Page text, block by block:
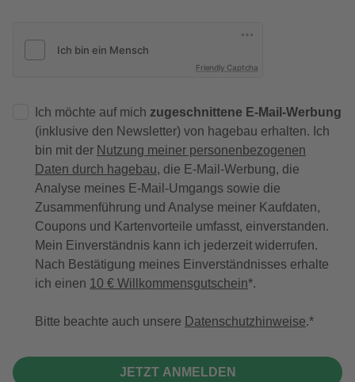
Friendly Captcha
Ich möchte auf mich zugeschnittene E-Mail-Werbung
(inklusive den Newsletter) von hagebau erhalten. Ich
bin mit der Nutzung meiner personenbezogenen
Daten durch hagebau, die E-Mail-Werbung, die
Analyse meines E-Mail-Umgangs sowie die
Zusammenführung und Analyse meiner Kaufdaten,
Coupons und Kartenvorteile umfasst, einverstanden.
Mein Einverständnis kann ich jederzeit widerrufen.
Nach Bestätigung meines Einverständnisses erhalte
ich einen 10 € Willkommensgutschein*.
Bitte beachte auch unsere Datenschutzhinweise.
JETZT ANMELDEN